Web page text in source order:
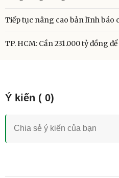
Tiếp tục nâng cao bản lĩnh báo
TP. HCM: Cần 231.000 tỷ đồng